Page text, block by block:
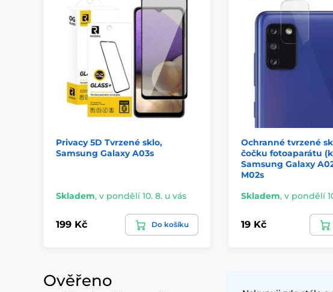
Privacy 5D Tvrzené sklo,
Samsung Galaxy A03s
Skladem, v pondělí 10. 8. u vás
199 Kč Do košíku
Ochranné tvrzené
čočku fotoaparátu
Samsung Galaxy
M02s
Skladem, v pondělí
19 Kč
Ověřeno